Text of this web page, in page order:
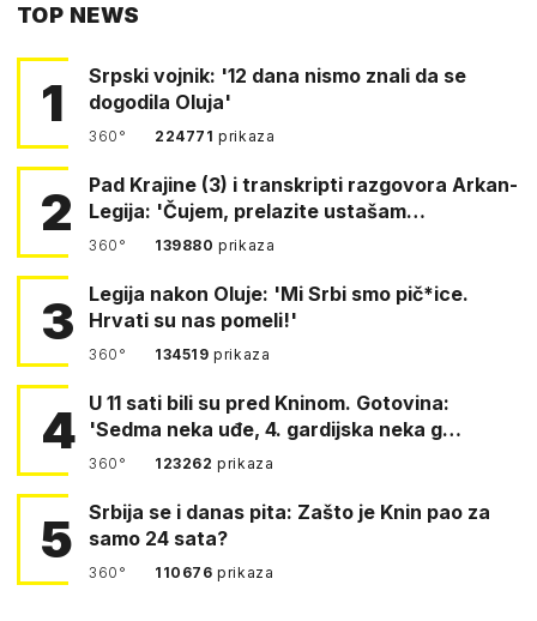
TOP NEWS
1
Srpski vojnik: '12 dana nismo znali da se
dogodila Oluja'
360° 224771prikaza
2
Pad Krajine (3) i transkripti razgovora Arkan-
Legija: 'Čujem, prelazite ustašam…
360° 139880prikaza
3
Legija nakon Oluje: 'Mi Srbi smo pič*ice.
Hrvati su nas pomeli!'
360° 134519prikaza
4 U 11 sati bili su pred Kninom. Gotovina:
'Sedma neka uđe, 4. gardijska neka g…
360° 123262prikaza
5
Srbija se i danas pita: Zašto je Knin pao za
samo 24 sata?
360° 110676prikaza